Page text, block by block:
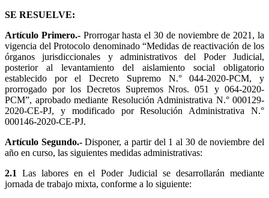
SE RESUELVE:
Artículo Primero.- Prorrogar hasta el 30 de noviembre de 2021, la
vigencia del Protocolo denominado “Medidas de reactivación de los
órganos jurisdiccionales y administrativos del Poder Judicial,
posterior al levantamiento del aislamiento social obligatorio
establecido por el Decreto Supremo N.° 044-2020-PCM, y
prorrogado por los Decretos Supremos Nros. 051 y 064-2020-
PCM”, aprobado mediante Resolución Administrativa N.° 000129-
2020-CE-PJ, y modificado por Resolución Administrativa N.°
000146-2020-CE-PJ.
Artículo Segundo.-Disponer, a partir del 1 al 30 de noviembre del
año en curso, las siguientes medidas administrativas:
2.1Las labores en el Poder Judicial se desarrollarán mediante
jornada de trabajo mixta, conforme a lo siguiente: